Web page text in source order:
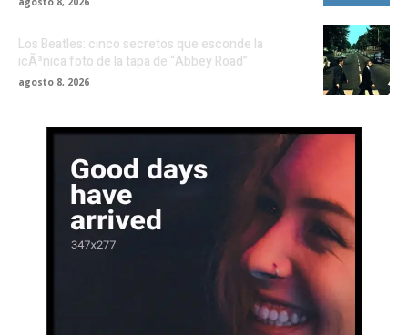
Los Beatles: cinco secretos que esconde la
icÃ³nica foto de la tapa de “Abbey Road”
agosto 8, 2026